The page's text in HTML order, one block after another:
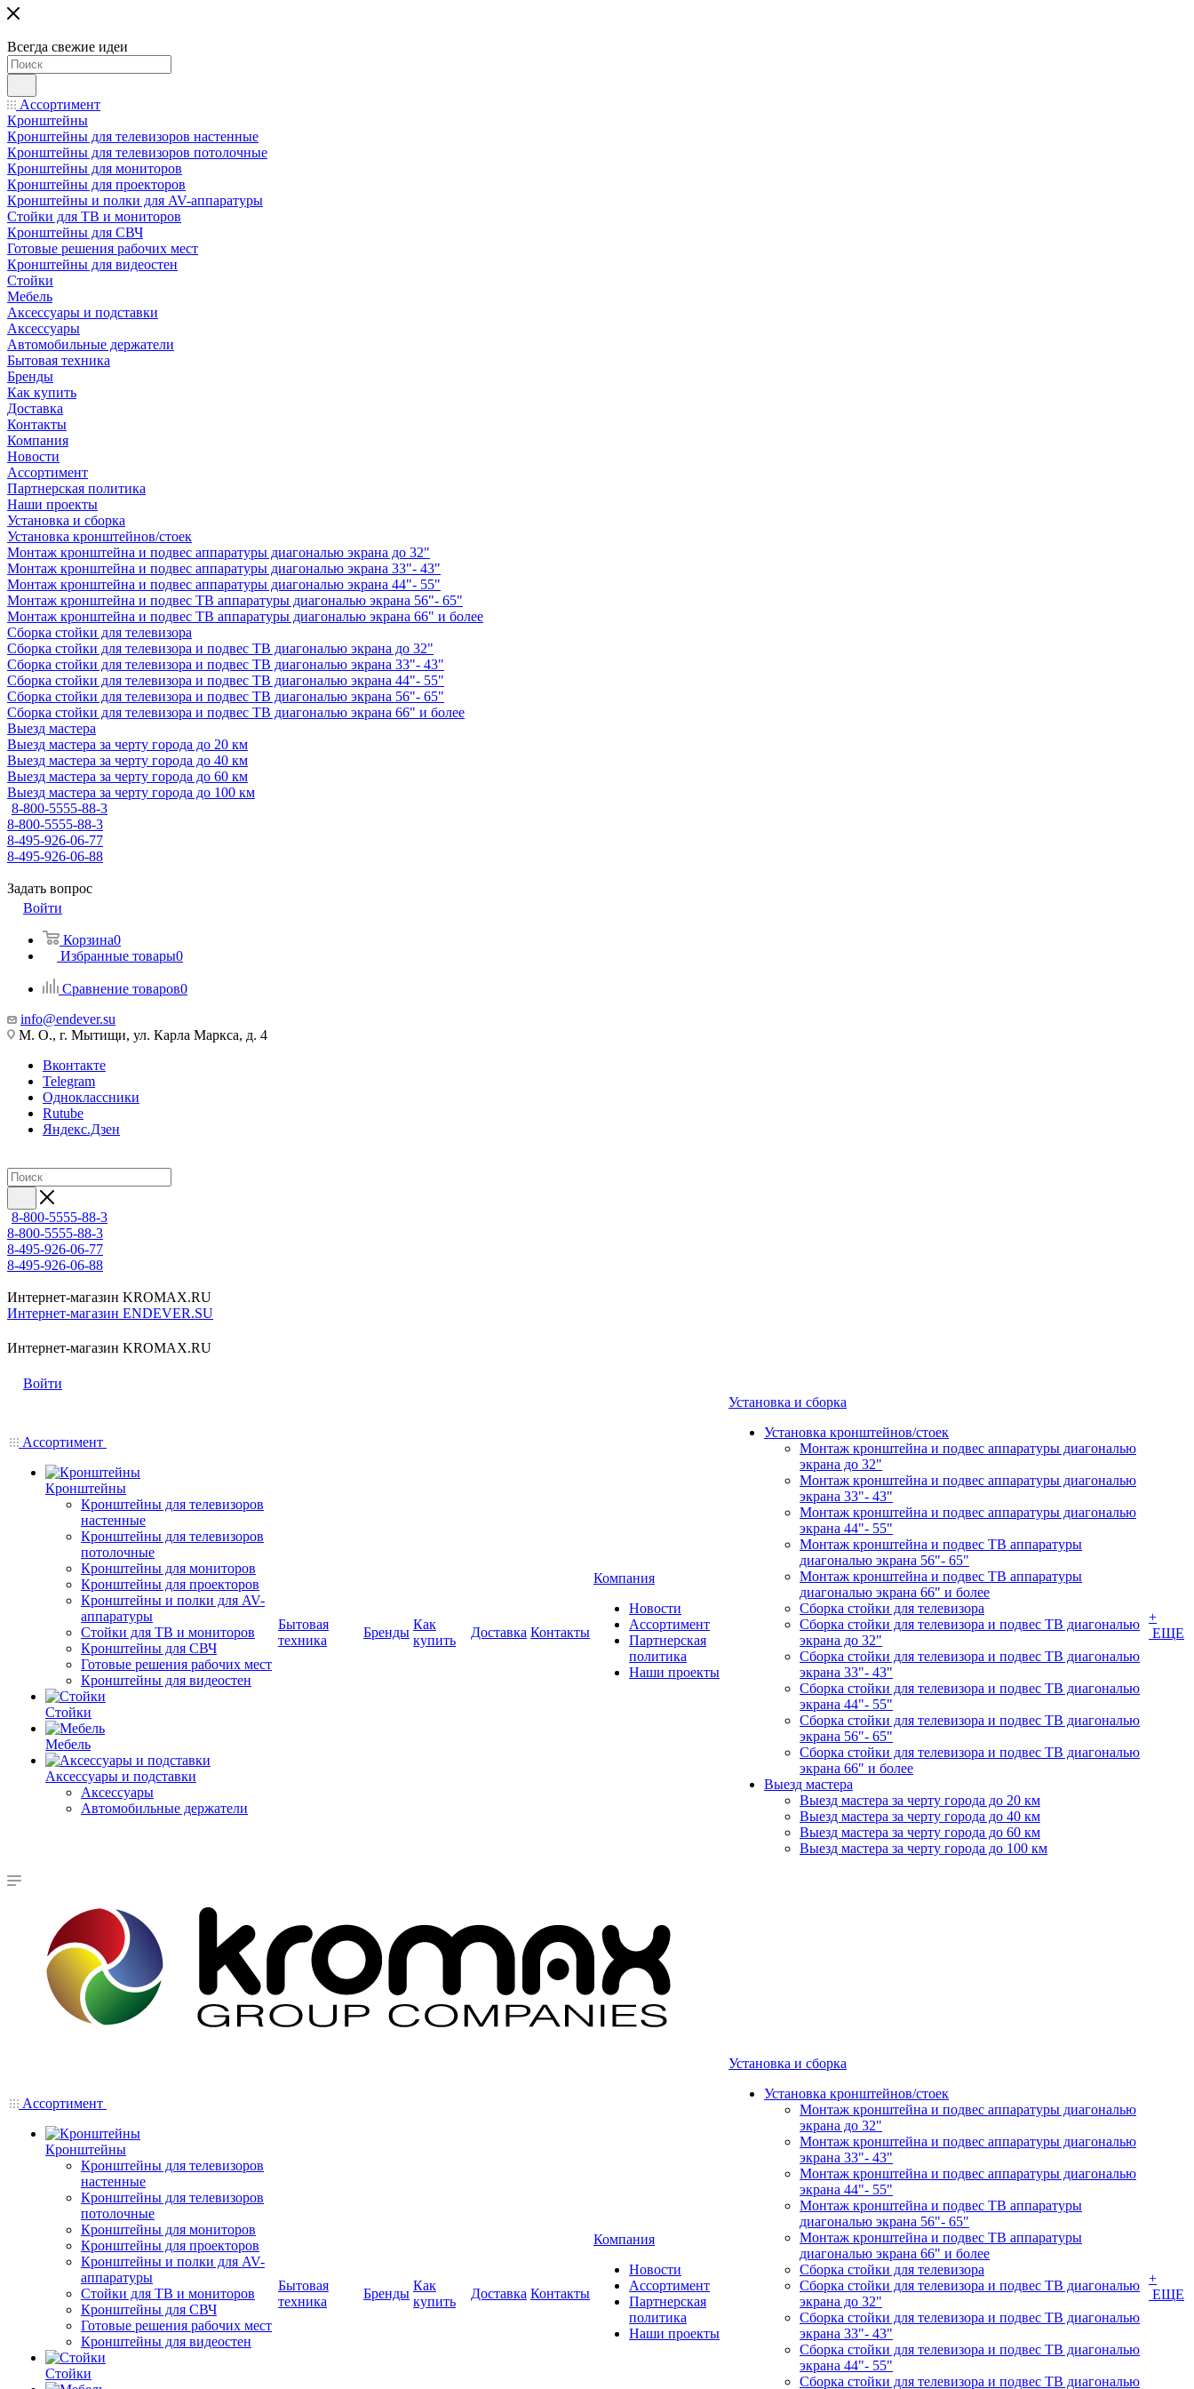
Всегда свежие идеи
Ассортимент
Кронштейны
Кронштейны для телевизоров настенные
Кронштейны для телевизоров потолочные
Кронштейны для мониторов
Кронштейны для проекторов
Кронштейны и полки для AV-аппаратуры
Стойки для ТВ и мониторов
Кронштейны для СВЧ
Готовые решения рабочих мест
Кронштейны для видеостен
Стойки
Мебель
Аксессуары и подставки
Аксессуары
Автомобильные держатели
Бытовая техника
Бренды
Как купить
Доставка
Контакты
Компания
Новости
Ассортимент
Партнерская политика
Наши проекты
Установка и сборка
Установка кронштейнов/стоек
Монтаж кронштейна и подвес аппаратуры диагональю экрана до 32"
Монтаж кронштейна и подвес аппаратуры диагональю экрана 33"- 43"
Монтаж кронштейна и подвес аппаратуры диагональю экрана 44"- 55"
Монтаж кронштейна и подвес ТВ аппаратуры диагональю экрана 56"- 65"
Монтаж кронштейна и подвес ТВ аппаратуры диагональю экрана 66" и более
Сборка стойки для телевизора
Сборка стойки для телевизора и подвес ТВ диагональю экрана до 32"
Сборка стойки для телевизора и подвес ТВ диагональю экрана 33"- 43"
Сборка стойки для телевизора и подвес ТВ диагональю экрана 44"- 55"
Сборка стойки для телевизора и подвес ТВ диагональю экрана 56"- 65"
Сборка стойки для телевизора и подвес ТВ диагональю экрана 66" и более
Выезд мастера
Выезд мастера за черту города до 20 км
Выезд мастера за черту города до 40 км
Выезд мастера за черту города до 60 км
Выезд мастера за черту города до 100 км
8-800-5555-88-3
8-800-5555-88-3
8-495-926-06-77
8-495-926-06-88
Задать вопрос
Войти
Корзина0
Избранные товары0
Сравнение товаров0
info@endever.su
М. О., г. Мытищи, ул. Карла Маркса, д. 4
Вконтакте
Telegram
Одноклассники
Rutube
Яндекс.Дзен
8-800-5555-88-3
8-800-5555-88-3
8-495-926-06-77
8-495-926-06-88
Интернет-магазин KROMAX.RU
Интернет-магазин ENDEVER.SU
Интернет-магазин KROMAX.RU
Войти
Ассортимент
Кронштейны
Кронштейны для телевизоров
настенные
Кронштейны для телевизоров
потолочные
Кронштейны для мониторов
Кронштейны для проекторов
Кронштейны и полки для AV-
аппаратуры
Стойки для ТВ и мониторов
Кронштейны для СВЧ
Готовые решения рабочих мест
Кронштейны для видеостен
Стойки
Мебель
Аксессуары и подставки
Аксессуары
Автомобильные держатели
Бытовая
техника
Бренды
Как
купить
Доставка Контакты
Компания
Новости
Ассортимент
Партнерская
политика
Наши проекты
Установка и сборка
Установка кронштейнов/стоек
Монтаж кронштейна и подвес аппаратуры диагональю
экрана до 32"
Монтаж кронштейна и подвес аппаратуры диагональю
экрана 33"- 43"
Монтаж кронштейна и подвес аппаратуры диагональю
экрана 44"- 55"
Монтаж кронштейна и подвес ТВ аппаратуры
диагональю экрана 56"- 65"
Монтаж кронштейна и подвес ТВ аппаратуры
диагональю экрана 66" и более
Сборка стойки для телевизора
Сборка стойки для телевизора и подвес ТВ диагональю
экрана до 32"
Сборка стойки для телевизора и подвес ТВ диагональю
экрана 33"- 43"
Сборка стойки для телевизора и подвес ТВ диагональю
экрана 44"- 55"
Сборка стойки для телевизора и подвес ТВ диагональю
экрана 56"- 65"
Сборка стойки для телевизора и подвес ТВ диагональю
экрана 66" и более
Выезд мастера
Выезд мастера за черту города до 20 км
Выезд мастера за черту города до 40 км
Выезд мастера за черту города до 60 км
Выезд мастера за черту города до 100 км
+
ЕЩЕ
Ассортимент
Кронштейны
Кронштейны для телевизоров
настенные
Кронштейны для телевизоров
потолочные
Кронштейны для мониторов
Кронштейны для проекторов
Кронштейны и полки для AV-
аппаратуры
Стойки для ТВ и мониторов
Кронштейны для СВЧ
Готовые решения рабочих мест
Кронштейны для видеостен
Стойки
Бытовая
техника
Бренды
Как
купить
Доставка Контакты
Компания
Новости
Ассортимент
Партнерская
политика
Наши проекты
Установка и сборка
Установка кронштейнов/стоек
Монтаж кронштейна и подвес аппаратуры диагональю
экрана до 32"
Монтаж кронштейна и подвес аппаратуры диагональю
экрана 33"- 43"
Монтаж кронштейна и подвес аппаратуры диагональю
экрана 44"- 55"
Монтаж кронштейна и подвес ТВ аппаратуры
диагональю экрана 56"- 65"
Монтаж кронштейна и подвес ТВ аппаратуры
диагональю экрана 66" и более
Сборка стойки для телевизора
Сборка стойки для телевизора и подвес ТВ диагональю
экрана до 32"
Сборка стойки для телевизора и подвес ТВ диагональю
экрана 33"- 43"
Сборка стойки для телевизора и подвес ТВ диагональю
экрана 44"- 55"
Сборка стойки для телевизора и подвес ТВ диагональю
+
ЕЩЕ